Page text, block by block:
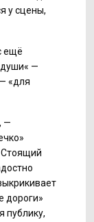
у сцены,
ещё
души« —
«для
—
Стоящий
дороги»
публику,